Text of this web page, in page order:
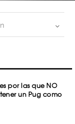
por las que NO
un Pug como